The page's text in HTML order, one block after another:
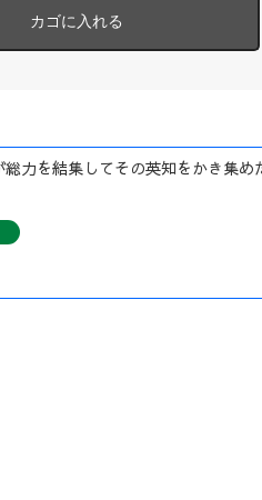
力を結集してその英知をかき集め